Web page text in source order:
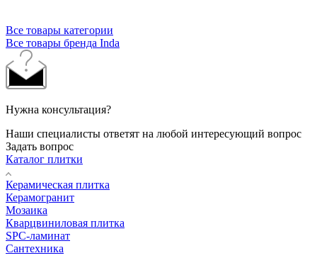
Все товары категории
Все товары бренда Inda
Нужна консультация?
Наши специалисты ответят на любой интересующий вопрос
Задать вопрос
Каталог плитки
Керамическая плитка
Керамогранит
Мозаика
Кварцвиниловая плитка
SPC-ламинат
Сантехника